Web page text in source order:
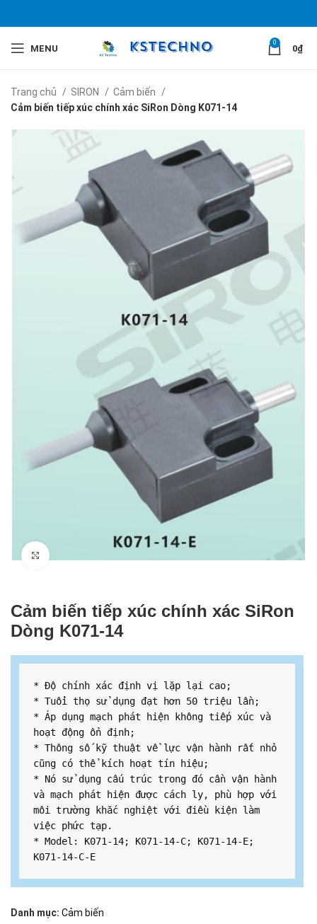
MENU
0
0₫
Trang chủ SIRON
Cảm biến
Cảm biến tiếp xúc chính xác SiRon Dòng K071-14
Cảm biến tiếp xúc chính xác SiRon
Dòng K071-14
* Độ chính xác định vị lặp lại cao;
* Tuổi thọ sử dụng đạt hơn 50 triệu lần;
* Áp dụng mạch phát hiện không tiếp xúc và
hoạt động ổn định;
* Thông số kỹ thuật về lực vận hành rất nhỏ
cũng có thể kích hoạt tín hiệu;
* Nó sử dụng cấu trúc trong đó cần vận hành
và mạch phát hiện được cách ly, phù hợp với
môi trường khắc nghiệt với điều kiện làm
việc phức tạp.
* Model: K071-14; K071-14-C; K071-14-E;
K071-14-C-E
Danh mục: Cảm biến